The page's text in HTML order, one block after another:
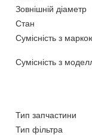
Зовнішній діаметр
Стан
Сумісність з
Сумісність з
Тип запчастини
Тип фільтра